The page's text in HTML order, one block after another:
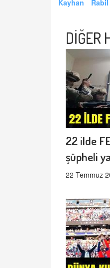
Kayhan
DİĞER
22 ilde
şüpheli
22 Temmuz